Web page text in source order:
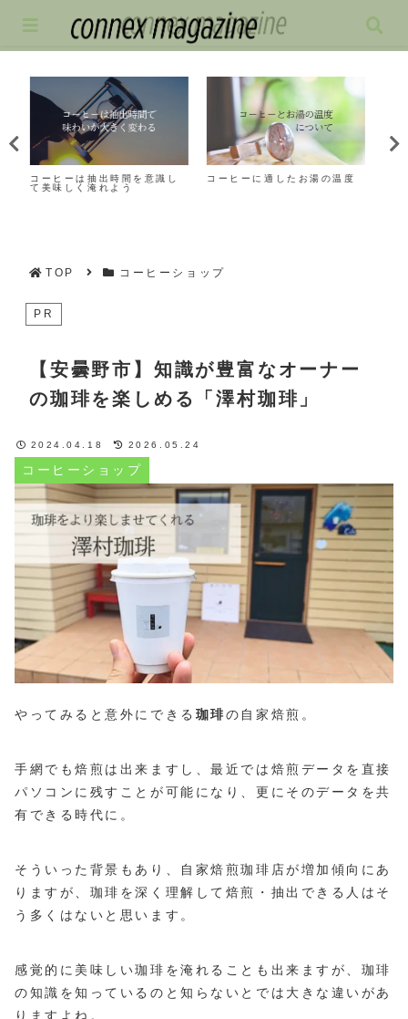
コーヒーに適したお湯の温度
コーヒーの酸味が苦手な人に
TOP コーヒーショップ
PR
【安曇野市】知識が豊富なオーナー
の珈琲を楽しめる「澤村珈琲」
コーヒーショップ
2024.04.18 2026.05.24
やってみると意外にできる 珈琲の自家焙煎。
手網でも焙煎は出来ますし、最近では焙煎データを直接
パソコンに残すことが可能になり、更にそのデータを共
有できる時代に。
そういった背景もあり、自家焙煎珈琲店が増加傾向にあ
りますが、珈琲を深く理解して焙煎・抽出できる人はそ
う多くはないと思います。
感覚的に美味しい珈琲を淹れることも出来ますが、珈琲
の知識を知っているのと知らないとでは大きな違いがあ
りますよね。